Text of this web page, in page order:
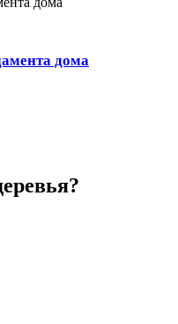
дома